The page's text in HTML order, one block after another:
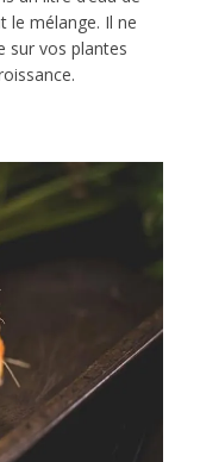
le mélange. Il ne
sur vos plantes